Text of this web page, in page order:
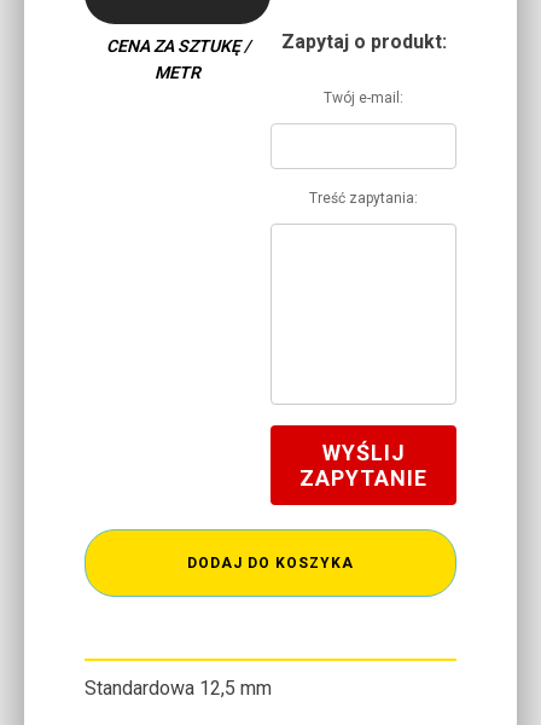
CENA ZA SZTUKĘ /
METR
Zapytaj o produkt:
Twój e-mail:
Treść zapytania:
WYŚLIJ
ZAPYTANIE
DODAJ DO KOSZYKA
Standardowa 12,5 mm